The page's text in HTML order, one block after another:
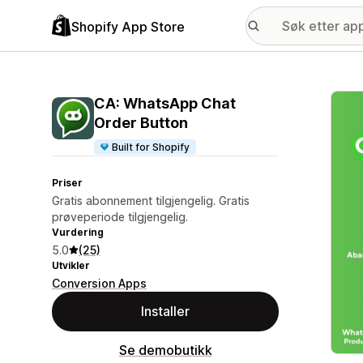
Shopify App Store
CA: WhatsApp Chat
Order Button
Built for Shopify
Priser
Gratis abonnement tilgjengelig. Gratis
prøveperiode tilgjengelig.
Vurdering
5.0 (25)
Utvikler
Conversion Apps
Installer
Se demobutikk